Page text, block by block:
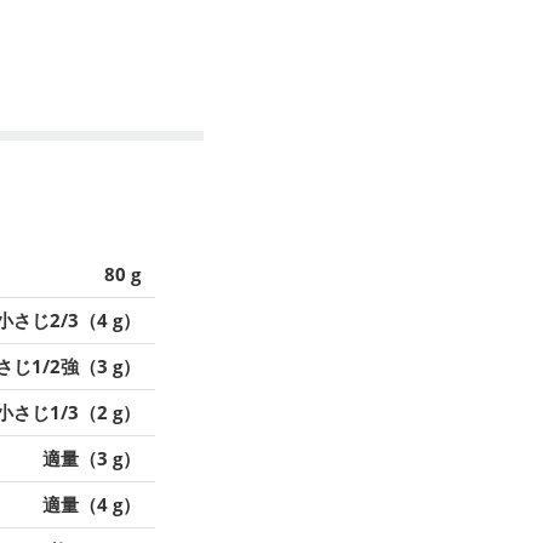
80 g
さじ2/3（4 g）
じ1/2強（3 g）
さじ1/3（2 g）
適量（3 g）
適量（4 g）